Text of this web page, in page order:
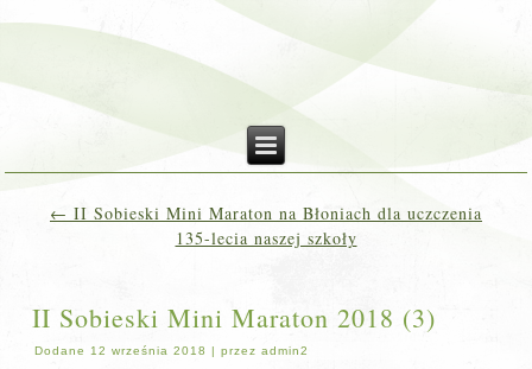
← II Sobieski Mini Maraton na Błoniach dla uczczenia
135-lecia naszej szkoły
II Sobieski Mini Maraton 2018 (3)
Dodane 12 września 2018 |przez admin2